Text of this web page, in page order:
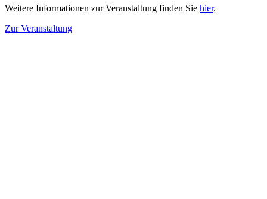
Weitere Informationen zur Veranstaltung finden Sie hier.
Zur Veranstaltung